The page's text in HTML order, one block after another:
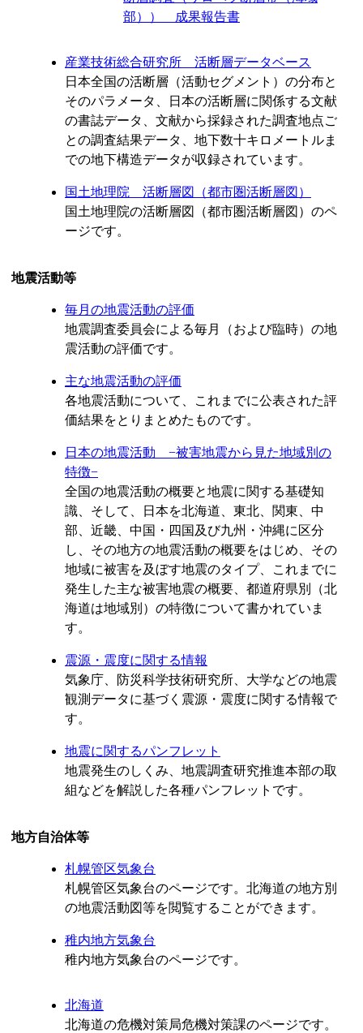
部）） 成果報告書
産業技術総合研究所 活断層データベース
日本全国の活断層（活動セグメント）の分布と
そのパラメータ、日本の活断層に関係する文献
の書誌データ、文献から採録された調査地点ご
との調査結果データ、地下数十キロメートルま
での地下構造データが収録されています。
国土地理院 活断層図（都市圏活断層図）
国土地理院の活断層図（都市圏活断層図）のペ
ージです。
震活動等
毎月の地震活動の評価
地震調査委員会による毎月（および臨時）の地
震活動の評価です。
主な地震活動の評価
各地震活動について、これまでに公表された評
価結果をとりまとめたものです。
日本の地震活動 −被害地震から見た地域別の
特徴−
全国の地震活動の概要と地震に関する基礎知
識、そして、日本を北海道、東北、関東、中
部、近畿、中国・四国及び九州・沖縄に区分
し、その地方の地震活動の概要をはじめ、その
地域に被害を及ぼす地震のタイプ、これまでに
発生した主な被害地震の概要、都道府県別（北
海道は地域別）の特徴について書かれていま
す。
震源・震度に関する情報
気象庁、防災科学技術研究所、大学などの地震
観測データに基づく震源・震度に関する情報で
す。
地震に関するパンフレット
地震発生のしくみ、地震調査研究推進本部の取
組などを解説した各種パンフレットです。
方自治体等
札幌管区気象台
札幌管区気象台のページです。北海道の地方別
の地震活動図等を閲覧することができます。
稚内地方気象台
稚内地方気象台のページです。
北海道
北海道の危機対策局危機対策課のページです。